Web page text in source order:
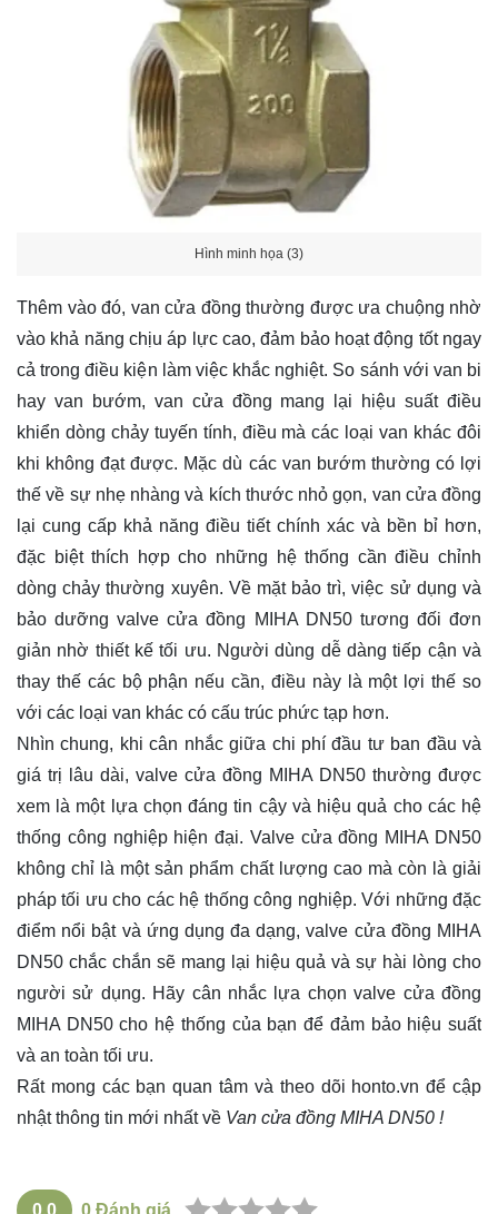
Hình minh họa (3)
Thêm vào đó, van cửa đồng thường được ưa chuộng nhờ
vào khả năng chịu áp lực cao, đảm bảo hoạt động tốt ngay
cả trong điều kiện làm việc khắc nghiệt. So sánh với van bi
hay van bướm, van cửa đồng mang lại hiệu suất điều
khiển dòng chảy tuyến tính, điều mà các loại van khác đôi
khi không đạt được. Mặc dù các van bướm thường có lợi
thế về sự nhẹ nhàng và kích thước nhỏ gọn, van cửa đồng
lại cung cấp khả năng điều tiết chính xác và bền bỉ hơn,
đặc biệt thích hợp cho những hệ thống cần điều chỉnh
dòng chảy thường xuyên. Về mặt bảo trì, việc sử dụng và
bảo dưỡng valve cửa đồng MIHA DN50 tương đối đơn
giản nhờ thiết kế tối ưu. Người dùng dễ dàng tiếp cận và
thay thế các bộ phận nếu cần, điều này là một lợi thế so
với các loại van khác có cấu trúc phức tạp hơn.
Nhìn chung, khi cân nhắc giữa chi phí đầu tư ban đầu và
giá trị lâu dài, valve cửa đồng MIHA DN50 thường được
xem là một lựa chọn đáng tin cậy và hiệu quả cho các hệ
thống công nghiệp hiện đại. Valve cửa đồng MIHA DN50
không chỉ là một sản phẩm chất lượng cao mà còn là giải
pháp tối ưu cho các hệ thống công nghiệp. Với những đặc
điểm nổi bật và ứng dụng đa dạng, valve cửa đồng MIHA
DN50 chắc chắn sẽ mang lại hiệu quả và sự hài lòng cho
người sử dụng. Hãy cân nhắc lựa chọn valve cửa đồng
MIHA DN50 cho hệ thống của bạn để đảm bảo hiệu suất
và an toàn tối ưu.
Rất mong các bạn quan tâm và theo dõi honto.vn để cập
nhật thông tin mới nhất về Van cửa đồng MIHA DN50 !
0.0 0 Đánh giá